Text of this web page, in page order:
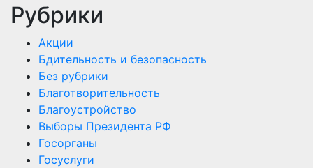
Рубрики
Акции
Бдительность и безопасность
Без рубрики
Благотворительность
Благоустройство
Выборы Президента РФ
Госорганы
Госуслуги